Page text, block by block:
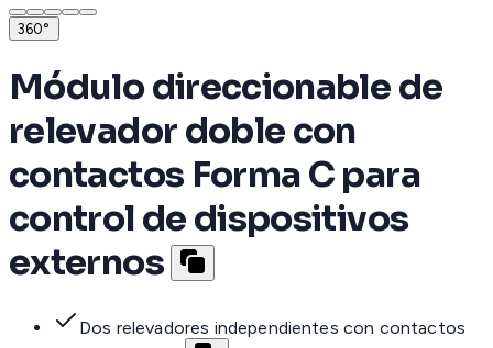
360°
Módulo direccionable de
relevador doble con
contactos Forma C para
control de dispositivos
externos
Dos relevadores independientes con contactos